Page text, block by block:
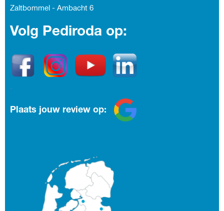
Zaltbommel - Ambacht 6
Volg Pediroda op:
.
Plaats jouw review op: